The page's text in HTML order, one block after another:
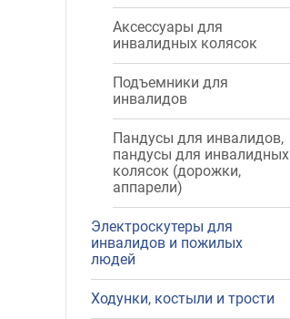
Аксессуары для
инвалидных колясок
Подъемники для
инвалидов
Пандусы для инвалидов,
пандусы для инвалидных
колясок (дорожки,
аппарели)
Электроскутеры для
инвалидов и пожилых
людей
Ходунки, костыли и трости